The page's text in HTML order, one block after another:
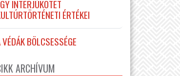
INTERJÚKÖTET
ÉRTÉKEI
BÖLCSESSÉGE
ARCHÍVUM